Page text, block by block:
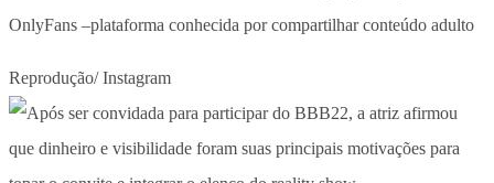
OnlyFans –plataforma conhecida por compartilhar conteúdo adulto
Reprodução/ Instagram